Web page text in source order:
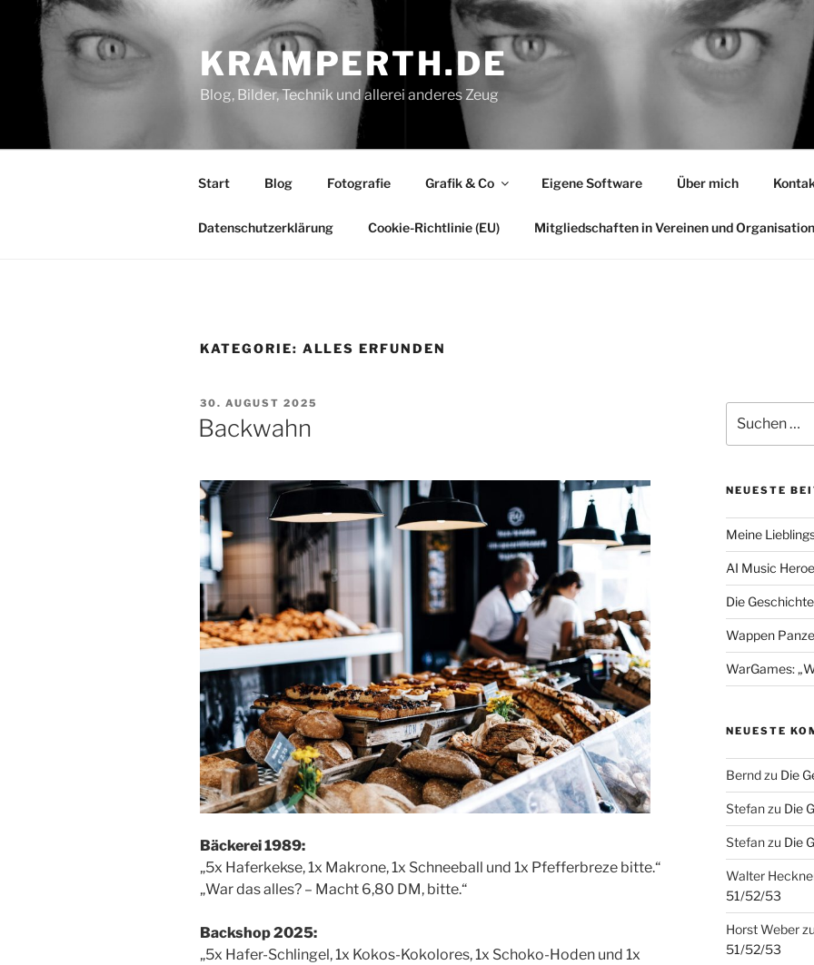
springen
KRAMPERTH.DE
Blog, Bilder, Technik und allerei anderes Zeug
Start Blog Fotografie Grafik & Co Eigene Software Über mich
Datenschutzerklärung Cookie-Richtlinie (EU) Mitgliedschaften in Vereinen und
KATEGORIE: ALLES ERFUNDEN
VERÖFFENTLICHT
AM
30. AUGUST 2025
Backwahn
Bäckerei 1989:
„5x Haferkekse, 1x Makrone, 1x Schneeball und 1x Pfefferbreze bitte.“
„War das alles? – Macht 6,80 DM, bitte.“
Backshop 2025:
„5x Hafer-Schlingel, 1x Kokos-Kokolores, 1x Schoko-Hoden und 1x
nach:
NEUESTE
Meine
AI Music
Die
Wappen
WarGames:
NEUESTE
Berndzu Die
Stefanzu Die
Stefanzu Die
Walter
51/52/53
Horst Weberzu
51/52/53